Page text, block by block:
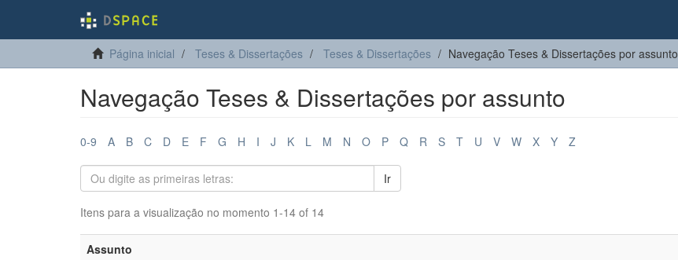
Página inicial Teses & Dissertações Teses & Dissertações Navegação Teses & Dissertações por assunto
Navegação Teses & Dissertações por assunto
0-9 A B C D E F G H I J K L M N O P Q R S T U V W X Y Z
Ir
Itens para a visualização no momento 1-14 of 14
Assunto